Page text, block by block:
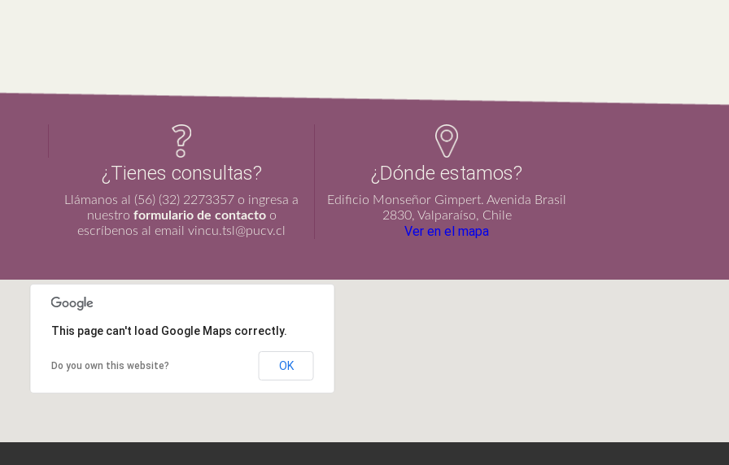
¿Tienes consultas?
Llámanos al (56) (32) 2273357 o ingresa a
nuestro formulario de contactoo
escríbenos al email vincu.tsl@pucv.cl
¿Dónde estamos?
Edificio Monseñor Gimpert. Avenida Brasil
2830, Valparaíso, Chile
Ver en el mapa
This page can't load Google Maps correctly.
Do you own this website? OK